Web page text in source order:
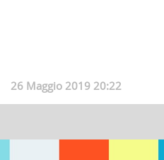
26 Maggio 2019 20:22